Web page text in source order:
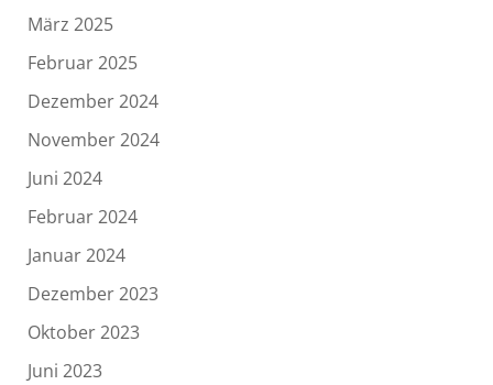
März 2025
Februar 2025
Dezember 2024
November 2024
Juni 2024
Februar 2024
Januar 2024
Dezember 2023
Oktober 2023
Juni 2023